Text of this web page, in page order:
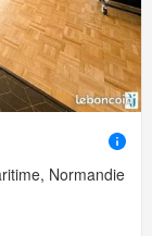
Normandie